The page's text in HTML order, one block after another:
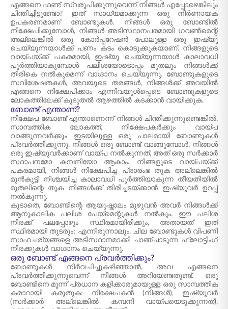
എങ്ങനെ ഫണ്ട് സ്വരൂപിക്കുന്നുവെന്ന് നിങ്ങൾ എപ്പോഴെങ്കിലും
ചിന്തിച്ചിട്ടുണ്ടോ? ഇത് സാധ്യമാക്കുന്ന ഒരു നിർണായക
ഉപകരണമാണ് ബോണ്ടുകൾ. നിങ്ങൾ ഒരു ബോണ്ടിൽ
നിക്ഷേപിക്കുമ്പോൾ, നിങ്ങൾ അടിസ്ഥാനപരമായി ഗവൺമെന്റ്
അല്ലെങ്കിൽ ഒരു കോർപ്പറേഷൻ പോലുള്ള ഒരു ഇഷ്യു
ചെയ്യുന്നയാൾക്ക് പണം കടം കൊടുക്കുകയാണ്. നിങ്ങളുടെ
വായ്‌പയ്ക്ക് പകരമായി, ഇഷ്യു ചെയ്യുന്നയാൾ കാലാവധി
പൂർത്തിയാകുമ്പോൾ പലിശയോടൊപ്പം മുതലും നിങ്ങൾക്ക്
തിരികെ നൽകുമെന്ന് വാഗ്ദാനം ചെയ്യുന്നു. ബോണ്ടുകളുടെ
സവിശേഷതകൾ, അവയുടെ തരങ്ങൾ, നിങ്ങൾക്ക് അവയിൽ
എങ്ങനെ നിക്ഷേപിക്കാം എന്നിവയുൾപ്പെടെ ബോണ്ടുകളുടെ
ലോകത്തിലേക്ക് കൂടുതൽ ആഴത്തിൽ കടക്കാൻ വായിക്കുക.
ബോണ്ട് എന്താണ്?
നിക്ഷേപ ബോണ്ട് എന്താണെന്ന് നിങ്ങൾ ചിന്തിക്കുന്നുണ്ടെങ്കിൽ,
സാമ്പത്തിക ലോകത്ത്, നിക്ഷേപകർക്കും വായ്‌പ
വാങ്ങുന്നവർക്കും ഇടയിലുള്ള ഒരു പാലമായി ബോണ്ടുകൾ
പ്രവർത്തിക്കുന്നു. നിങ്ങൾ ഒരു ബോണ്ട് വാങ്ങുമ്പോൾ, നിങ്ങൾ
ഒരു ഇഷ്യൂവർക്കാണ് വായ്‌പ നൽകുന്നത്, അത് ഒരു സർക്കാർ
സ്ഥാപനമോ കമ്പനിയോ ആകാം. നിങ്ങളുടെ വായ്പയ്ക്ക്
പകരമായി, നിങ്ങൾ നിക്ഷേപിച്ച പ്രാരംഭ തുക അല്ലെങ്കിൽ
മുൻകൂട്ടി നിശ്ചയിച്ച കാലാവധി പൂർത്തിയാകുന്ന തീയതിയിൽ
മുതലിന്റെ തുക നിങ്ങൾക്ക് തിരിച്ചടയ്ക്കാൻ ഇഷ്യൂവർ ഉറപ്പ്
നൽകുന്നു.
കൂടാതെ, ബോണ്ടിന്റെ ആയുഷ്കാലം മുഴുവൻ അവർ നിങ്ങൾക്ക്
ആനുകാലിക പലിശ പേയ്‌മെന്റുകൾ നൽകും. ഈ പലിശ
നിരക്ക് പലപ്പോഴും സ്ഥിരമായിരിക്കും, അതായത് ഇത്
സ്ഥിരമായി തുടരും; എന്നിരുന്നാലും, ചില ബോണ്ടുകൾ വിപണി
സാഹചര്യങ്ങളെ അടിസ്ഥാനമാക്കി ചാഞ്ചാടുന്ന ഫ്ലോട്ടിംഗ്
നിരക്കുകൾ വാഗ്ദാനം ചെയ്യുന്നു.
ഒരു ബോണ്ട് എങ്ങനെ പ്രവർത്തിക്കും?
ബോണ്ടുകൾ നിർവചിച്ചുകഴിഞ്ഞാൽ, അവ എങ്ങനെ
പ്രവർത്തിക്കുന്നുവെന്ന് നിങ്ങൾ അറിയേണ്ടതുണ്ട്. ഒരു
ബോണ്ടിനെ മൂന്ന് പ്രധാന കളിക്കാരുമായുള്ള ഒരു സാമ്പത്തിക
കരാറായി കരുതുക: നിക്ഷേപകൻ (നിങ്ങൾ), ഇഷ്യൂവർ
(സർക്കാർ അല്ലെങ്കിൽ കമ്പനി വായ്‌പയെടുക്കുന്നത്),